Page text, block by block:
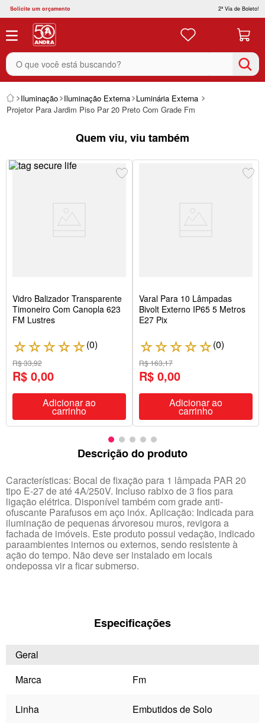
Solicite um orçamento 2ª Via de Boleto!
O que você está buscando?
Iluminação Iluminação Externa Luminária Externa
Projetor Para Jardim Piso Par 20 Preto Com Grade Fm
Quem viu, viu também
Vidro Balizador Transparente
Timoneiro Com Canopla 623
FM Lustres
☆☆☆☆☆(0)
R$ 33,92
R$ 0,00
Adicionar ao
carrinho
Varal Para 10 Lâmpadas
Bivolt Externo IP65 5 Metros
E27 Pix
☆☆☆☆☆(0)
R$ 163,17
R$ 0,00
Adicionar ao
carrinho
Descrição do produto
Características: Bocal de fixação para 1 lâmpada PAR 20
tipo E-27 de até 4A/250V. Incluso rabixo de 3 fios para
ligação elétrica. Disponível também com grade anti-
ofuscante Parafusos em aço inóx. Aplicação: Indicada para
iluminação de pequenas árvoresou muros, revigora a
fachada de imóveis. Este produto possui vedação, indicado
paraambientes internos ou externos, sendo resistente à
ação do tempo. Não deve ser instalado em locais
ondepossa vir a ficar submerso.
Especificações
Geral
Marca
Fm
Linha Embutidos de Solo